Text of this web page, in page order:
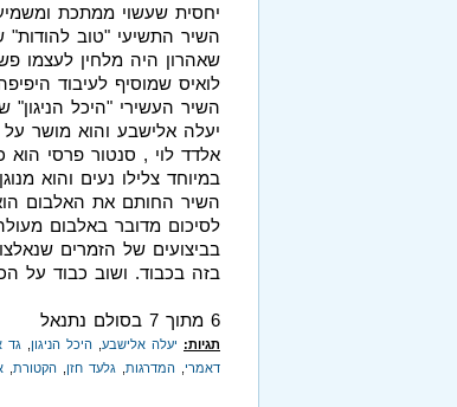
יחסית שעשוי ממתכת
השיר התשיעי "טוב להודות"
שאהרון היה מלחין לעצמו
לואיס שמוסיף לעיבוד
השיר העשירי "היכל
יעלה אלישבע והוא מושר על
אלדד לוי , סנטור פרסי
במיוחד צלילו נעים והוא
השיר החותם את האלבום
לסיכום מדובר באלבום
בביצועים של הזמרים
בזה בכבוד. ושוב כבוד על
6 מתוך 7 בסולם נתנאל
תגיות: יעלה אלישבע היכל הניגון גד
דאמרי
המדרגות גלעד חזן הקטורת